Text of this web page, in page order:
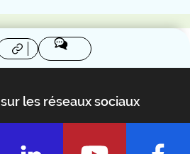
les réseaux sociaux